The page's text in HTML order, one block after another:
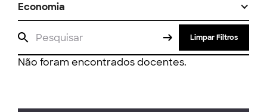
Economia
Limpar Filtros
Não foram encontrados docentes.